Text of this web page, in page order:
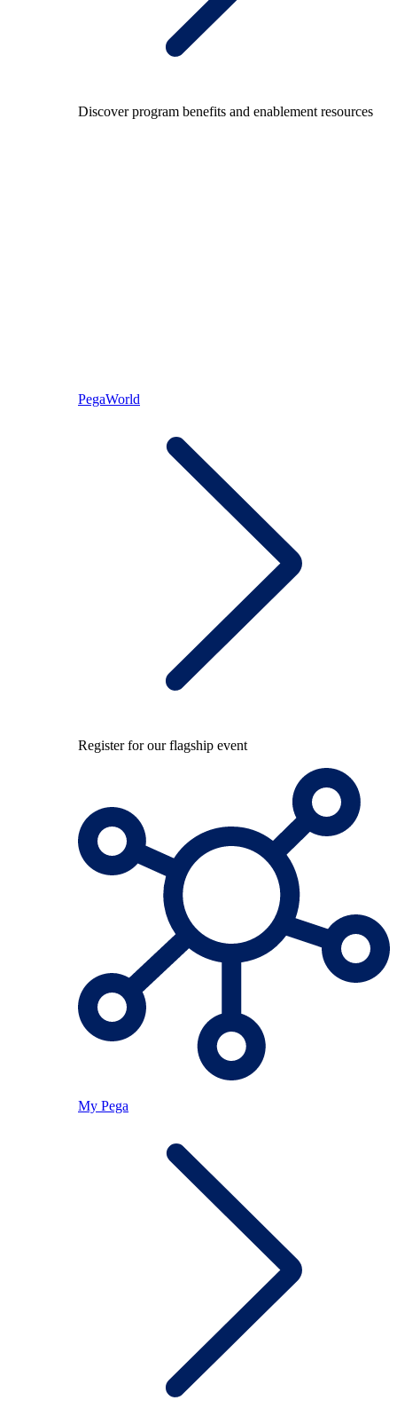
Discover program benefits and enablement resources
PegaWorld
Register for our flagship event
My Pega